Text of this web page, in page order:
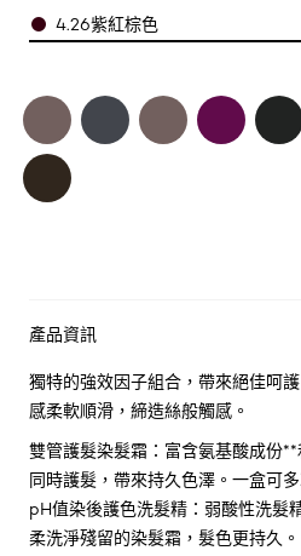
Color4.26紫紅棕色
產品資訊
獨特的強效因子組合，帶來絕佳呵
感柔軟順滑，締造絲般觸感。
雙管護髮染髮霜：富含氨基酸成份
同時護髮，帶來持久色澤。一盒可
pH值染後護色洗髮精：弱酸性洗髮
柔洗淨殘留的染髮霜，髮色更持久